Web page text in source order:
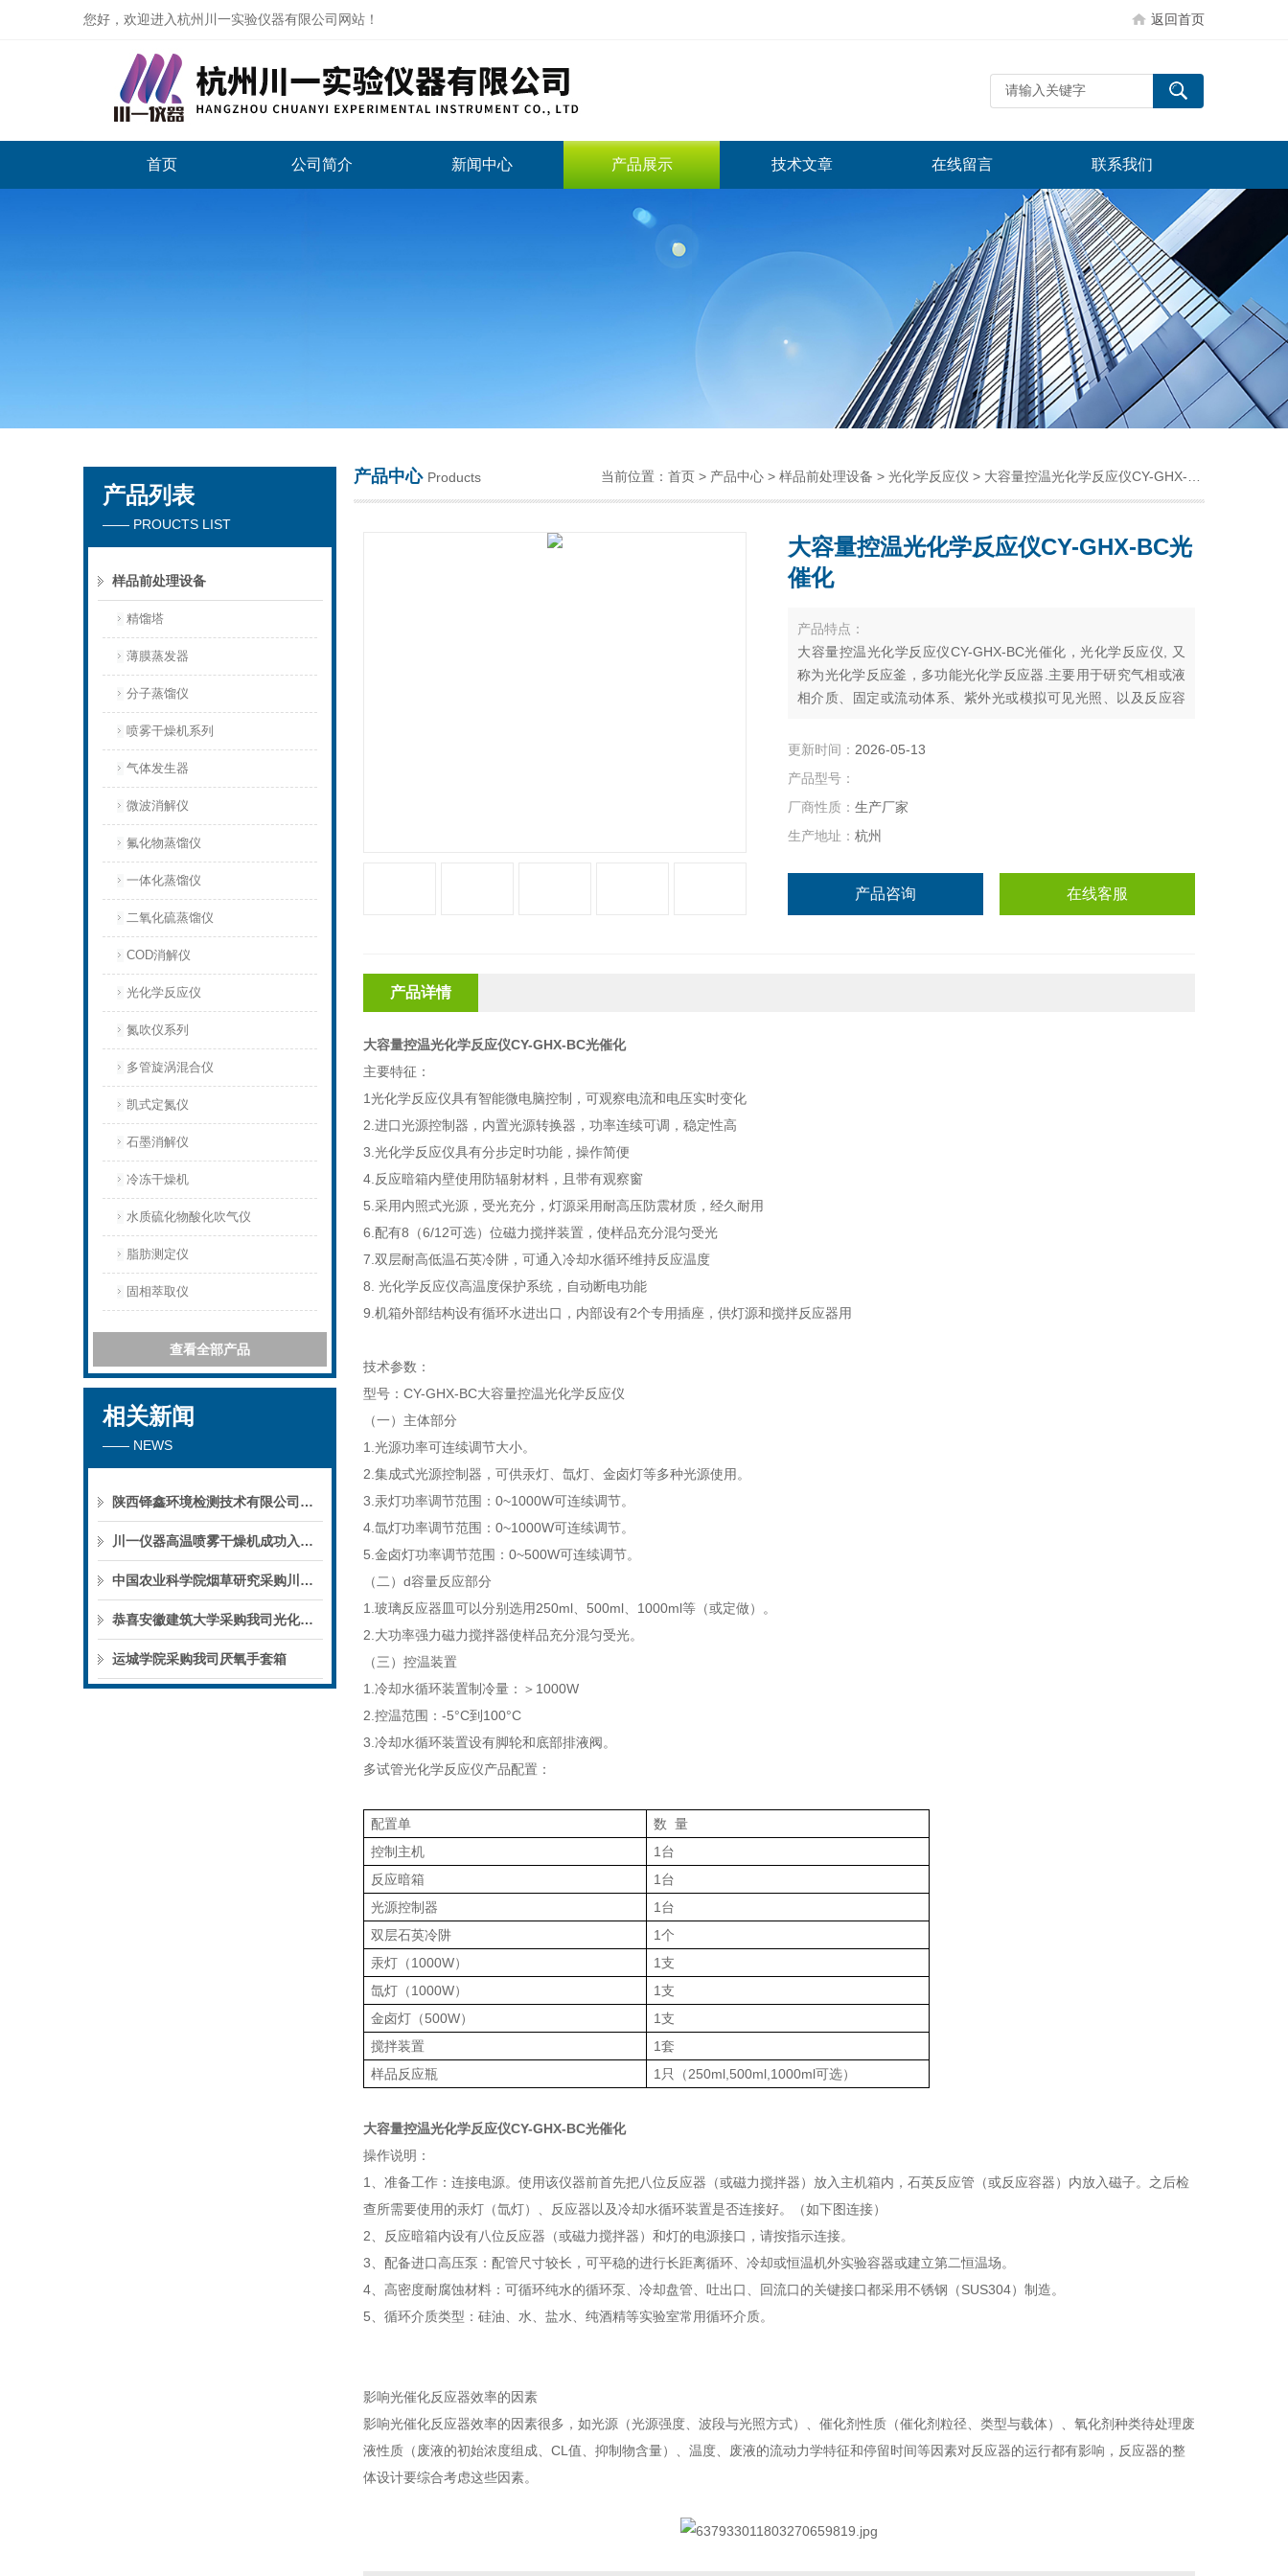
您好，欢迎进入杭州川一实验仪器有限公司网站！ 返回首页
杭州川一实验仪器有限公司
首页 公司简介 新闻中心 产品展示 技术文章 在线留言 联系我们
产品列表
—— PROUCTS LIST
样品前处理设备
精馏塔
薄膜蒸发器
分子蒸馏仪
喷雾干燥机系列
气体发生器
微波消解仪
氟化物蒸馏仪
一体化蒸馏仪
二氧化硫蒸馏仪
COD消解仪
光化学反应仪
氮吹仪系列
多管旋涡混合仪
凯式定氮仪
石墨消解仪
冷冻干燥机
水质硫化物酸化吹气仪
脂肪测定仪
固相萃取仪
查看全部产品
相关新闻
—— NEWS
陕西铎鑫环境检测技术有限公司采购我司全自动液液萃取仪
川一仪器高温喷雾干燥机成功入驻鄱阳职业学院，助力职业教育实训平台升级
中国农业科学院烟草研究采购川一仪器喷雾干燥机
恭喜安徽建筑大学采购我司光化学反应仪
运城学院采购我司厌氧手套箱
产品中心 Products 当前位置： 首页 > 产品中心 > 样品前处理设备 > 光化学反应仪 > 大容量控温光化学反应仪CY-GHX-BC光催化
大容量控温光化学反应仪CY-GHX-BC光
催化
产品特点：
大容量控温光化学反应仪CY-GHX-BC光催化，光化学反应仪, 又
称为光化学反应釜，多功能光化学反应器.主要用于研究气相或液
相介质、固定或流动体系、紫外光或模拟可见光照、以及反应容
反应产物和自由基的样品，测定反应动力学常数，测定量子产率
域。
更新时间： 2026-05-13
产品型号：
厂商性质： 生产厂家
生产地址： 杭州
产品咨询 在线客服
产品详情
大容量控温光化学反应仪CY-GHX-BC光催化
主要特征：
1光化学反应仪具有智能微电脑控制，可观察电流和电压实时变化
2.进口光源控制器，内置光源转换器，功率连续可调，稳定性高
3.光化学反应仪具有分步定时功能，操作简便
4.反应暗箱内壁使用防辐射材料，且带有观察窗
5.采用内照式光源，受光充分，灯源采用耐高压防震材质，经久耐用
6.配有8（6/12可选）位磁力搅拌装置，使样品充分混匀受光
7.双层耐高低温石英冷阱，可通入冷却水循环维持反应温度
8. 光化学反应仪高温度保护系统，自动断电功能
9.机箱外部结构设有循环水进出口，内部设有2个专用插座，供灯源和搅拌反应器用
技术参数：
型号：CY-GHX-BC大容量控温光化学反应仪
（一）主体部分
1.光源功率可连续调节大小。
2.集成式光源控制器，可供汞灯、氙灯、金卤灯等多种光源使用。
3.汞灯功率调节范围：0~1000W可连续调节。
4.氙灯功率调节范围：0~1000W可连续调节。
5.金卤灯功率调节范围：0~500W可连续调节。
（二）d容量反应部分
1.玻璃反应器皿可以分别选用250ml、500ml、1000ml等（或定做）。
2.大功率强力磁力搅拌器使样品充分混匀受光。
（三）控温装置
1.冷却水循环装置制冷量：＞1000W
2.控温范围：-5°C到100°C
3.冷却水循环装置设有脚轮和底部排液阀。
多试管光化学反应仪产品配置：
配置单
数 量
控制主机
1台
反应暗箱
1台
光源控制器
1台
双层石英冷阱
1个
汞灯（1000W）
1支
氙灯（1000W）
1支
金卤灯（500W）
1支
搅拌装置
1套
样品反应瓶
1只（250ml,500ml,1000ml可选）
大容量控温光化学反应仪CY-GHX-BC光催化
操作说明：
1、准备工作：连接电源。使用该仪器前首先把八位反应器（或磁力搅拌器）放入主机箱内，石英反应管（或反应容器）内放入磁子。之后检
查所需要使用的汞灯（氙灯）、反应器以及冷却水循环装置是否连接好。（如下图连接）
2、反应暗箱内设有八位反应器（或磁力搅拌器）和灯的电源接口，请按指示连接。
3、配备进口高压泵：配管尺寸较长，可平稳的进行长距离循环、冷却或恒温机外实验容器或建立第二恒温场。
4、高密度耐腐蚀材料：可循环纯水的循环泵、冷却盘管、吐出口、回流口的关键接口都采用不锈钢（SUS304）制造。
5、循环介质类型：硅油、水、盐水、纯酒精等实验室常用循环介质。
影响光催化反应器效率的因素
影响光催化反应器效率的因素很多，如光源（光源强度、波段与光照方式）、催化剂性质（催化剂粒径、类型与载体）、氧化剂种类待处理废
液性质（废液的初始浓度组成、CL值、抑制物含量）、温度、废液的流动力学特征和停留时间等因素对反应器的运行都有影响，反应器的整
体设计要综合考虑这些因素。